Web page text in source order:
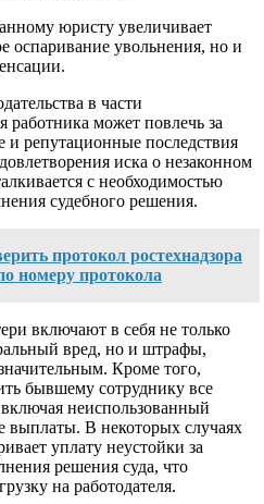
юристу увеличивает
оспаривание увольнения, но и
в части
работника может повлечь за
и репутационные последствия
иска о незаконном
с необходимостью
судебного решения.
протокол ростехнадзора
номеру протокола
включают в себя не только
вред, но и штрафы,
Кроме того,
бывшему сотруднику все
неиспользованный
выплаты. В некоторых случаях
уплату неустойки за
решения суда, что
на работодателя.